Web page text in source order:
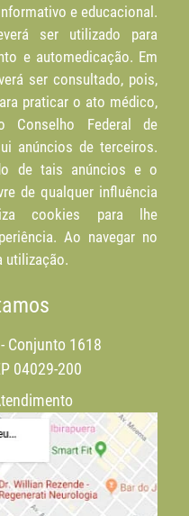
e educacional.
ser utilizado para
e automedicação. Em
ser consultado, pois,
praticar o ato médico,
Conselho Federal de
anúncios de terceiros.
de tais anúncios e o
de qualquer influência
cookies para lhe
Ao navegar no
utilização.
Conjunto 1618
04029-200